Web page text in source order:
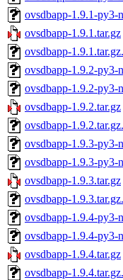
ovsdbapp-1.9.1-py3-
ovsdbapp-1.9.1.tar.gz
ovsdbapp-
ovsdbapp-1.9.2-py3-
ovsdbapp-1.9.2-py3-
ovsdbapp-1.9.2.tar.gz
ovsdbapp-
ovsdbapp-1.9.3-py3-
ovsdbapp-1.9.3-py3-
ovsdbapp-1.9.3.tar.gz
ovsdbapp-
ovsdbapp-1.9.4-py3-
ovsdbapp-1.9.4-py3-
ovsdbapp-1.9.4.tar.gz
ovsdbapp-